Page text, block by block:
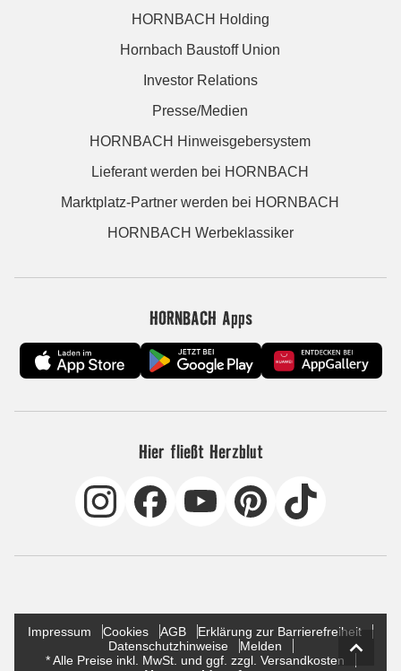
HORNBACH Holding
Hornbach Baustoff Union
Investor Relations
Presse/Medien
HORNBACH Hinweisgebersystem
Lieferant werden bei HORNBACH
Marktplatz-Partner werden bei HORNBACH
HORNBACH Werbeklassiker
HORNBACH Apps
Hier fließt Herzblut
Impressum Cookies AGB
Erklärung zur Barrierefreiheit
Datenschutzhinweise
Melden
* Alle Preise inkl. MwSt. und ggf. zzgl. Versandkosten